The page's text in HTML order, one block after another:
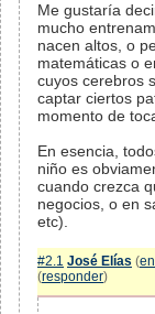
Me gustaría
mucho
nacen altos, o
matemáticas o
cuyos cerebros
captar ciertos
momento de
En esencia,
niño es
cuando crezca
negocios, o en
etc).
#2.1 José Elías (
(responder)